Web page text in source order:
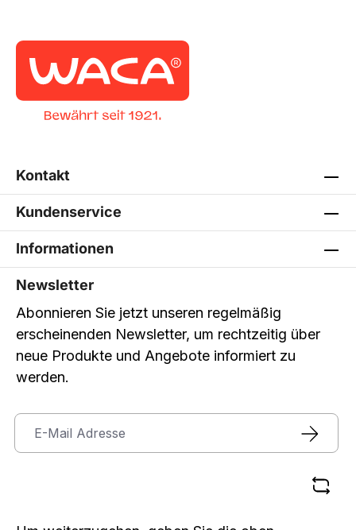
Kontakt
Kundenservice
Informationen
Newsletter
Abonnieren Sie jetzt unseren regelmäßig
erscheinenden Newsletter, um rechtzeitig über
neue Produkte und Angebote informiert zu
werden.